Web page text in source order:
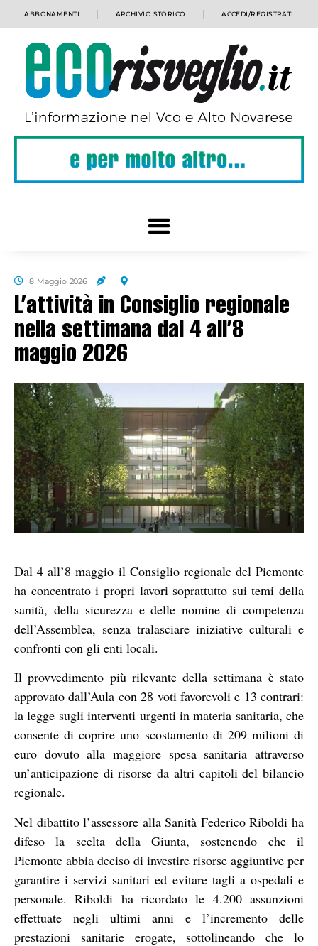
ABBONAMENTI ARCHIVIO STORICO ACCEDI/REGISTRATI
8 Maggio 2026
L’attività in Consiglio regionale
nella settimana dal 4 all’8
maggio 2026
Dal 4 all’8 maggio il Consiglio regionale del Piemonte
ha concentrato i propri lavori soprattutto sui temi della
sanità, della sicurezza e delle nomine di competenza
dell’Assemblea, senza tralasciare iniziative culturali e
confronti con gli enti locali.
Il provvedimento più rilevante della settimana è stato
approvato dall’Aula con 28 voti favorevoli e 13 contrari:
la legge sugli interventi urgenti in materia sanitaria, che
consente di coprire uno scostamento di 209 milioni di
euro dovuto alla maggiore spesa sanitaria attraverso
un’anticipazione di risorse da altri capitoli del bilancio
regionale.
Nel dibattito l’assessore alla Sanità Federico Riboldi ha
difeso la scelta della Giunta, sostenendo che il
Piemonte abbia deciso di investire risorse aggiuntive per
garantire i servizi sanitari ed evitare tagli a ospedali e
personale. Riboldi ha ricordato le 4.200 assunzioni
effettuate negli ultimi anni e l’incremento delle
prestazioni sanitarie erogate, sottolineando che lo